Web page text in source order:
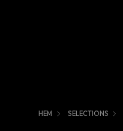
HEM SELECTIONS